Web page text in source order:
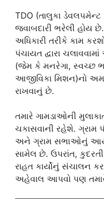
TDO (તાલુકા
જવાબદારી ભરેલી હોય
અધિકારી તરીકે કામ
પંચાયત દ્વારા
(જેમ કે મનરેગા, સ્વચ્છ
આજીવિકા મિશન)નો
રાખવાનું છે.
તમારે ગામડાઓની
ચકાસવાની રહેશે. ગ્રામ
અને ગ્રામ સભાઓનું
સામેલ છે. ઉપરાંત,
રાહત કાર્યોનું સંચાલન
અહેવાલ આપવો પણ